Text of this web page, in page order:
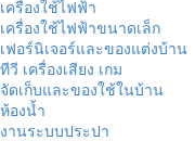
เครื่องใช้ไฟฟ้า
เครื่องใช้ไฟฟ้าขนาดเล็ก
เฟอร์นิเจอร์และของแต่งบ้าน
ทีวี เครื่องเสียง เกม
จัดเก็บและของใช้ในบ้าน
ห้องน้ำ
งานระบบประปา